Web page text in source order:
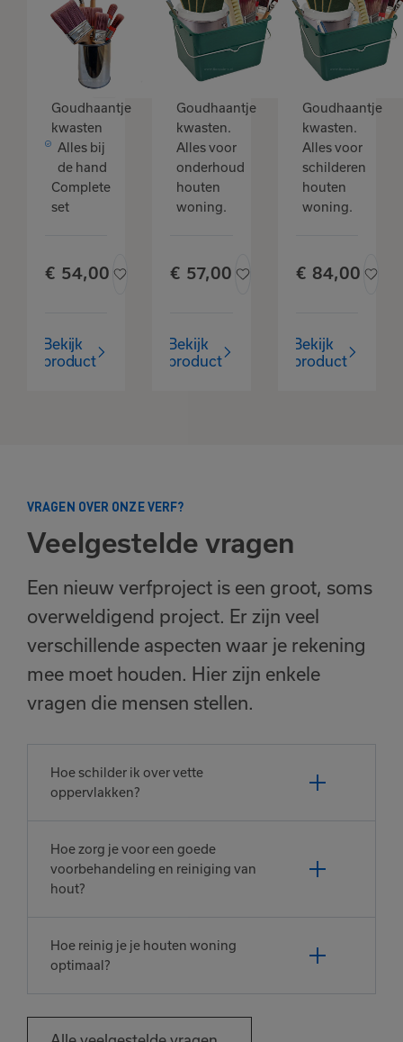
Goudhaantje
kwastenset
compleet
Goudhaantje
kwasten
Alles bij
de hand
Complete
set
€ 54,00
Bekijk
product
verfpakket
houten
woning
onderhoud
Goudhaantje
kwasten.
Alles voor
onderhoud
houten
woning.
€ 57,00
Bekijk
product
Goudhaantje
kwasten.
Alles voor
schilderen
houten
woning.
€ 84,00
Bekijk
product
VRAGEN OVER ONZE VERF?
Veelgestelde vragen
Een nieuw verfproject is een groot, soms
overweldigend project. Er zijn veel
verschillende aspecten waar je rekening
mee moet houden. Hier zijn enkele
vragen die mensen stellen.
Hoe schilder ik over vette
oppervlakken?
Hoe zorg je voor een goede
voorbehandeling en reiniging van
hout?
Hoe reinig je je houten woning
optimaal?
Het product is
toegevoegd